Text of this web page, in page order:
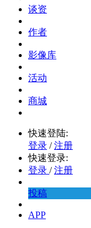
谈资
作者
影像库
活动
商城
快速登陆:
登录 / 注册
快速登录:
登录 / 注册
投稿
APP